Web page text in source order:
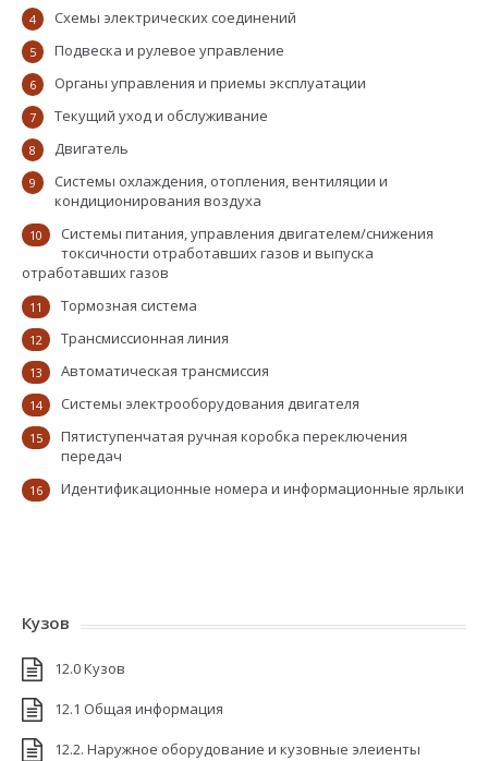
4 Схемы электрических соединений
5 Подвеска и рулевое управление
6 Органы управления и приемы эксплуатации
7 Текущий уход и обслуживание
8 Двигатель
9
Системы охлаждения, отопления, вентиляции и
кондиционирования воздуха
10
Системы питания, управления двигателем/снижения
токсичности отработавших газов и выпуска
отработавших газов
11 Тормозная система
12 Трансмиссионная линия
13 Автоматическая трансмиссия
14 Системы электрооборудования двигателя
15
Пятиступенчатая ручная коробка переключения
передач
16 Идентификационные номера и информационные ярлыки
Кузов
12.0 Кузов
12.1 Общая информация
12.2. Наружное оборудование и кузовные элеиенты